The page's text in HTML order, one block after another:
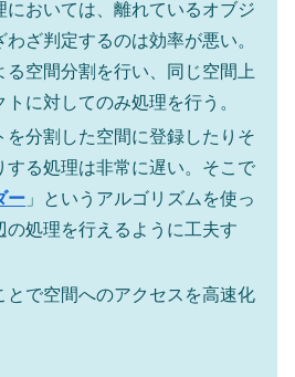
においては、離れているオブジ
わざ判定するのは効率が悪い。
る空間分割を行い、同じ空間上
に対してのみ処理を行う。
を分割した空間に登録したりそ
する処理は非常に遅い。そこで
ー 」というアルゴリズムを使っ
の処理を行えるように工夫す
とで空間へのアクセスを高速化